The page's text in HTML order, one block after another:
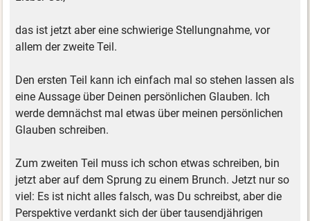
das ist jetzt aber eine schwierige Stellungnahme, vor
allem der zweite Teil.
Den ersten Teil kann ich einfach mal so stehen lassen als
eine Aussage über Deinen persönlichen Glauben. Ich
werde demnächst mal etwas über meinen persönlichen
Glauben schreiben.
Zum zweiten Teil muss ich schon etwas schreiben, bin
jetzt aber auf dem Sprung zu einem Brunch. Jetzt nur so
viel: Es ist nicht alles falsch, was Du schreibst, aber die
Perspektive verdankt sich der über tausendjährigen